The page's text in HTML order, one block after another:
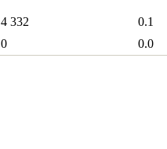
4 332 0.1
0 0.0